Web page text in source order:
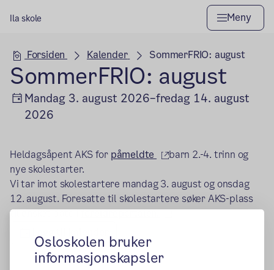
Osloskolen bruker
informasjonskapsler
Ila skole Meny
Hovedseksjon
Forsiden Kalender SommerFRIO: august
SommerFRIO: august
Mandag 3. august 2026–fredag 14. august
2026
Heldagsåpent AKS for påmeldte (ekstern lenke)
barn 2.-4. trinn og
nye skolestarter.
Vi tar imot skolestartere mandag 3. august og onsdag
12. august. Foresatte til skolestartere søker AKS-plass
til ønsket dato iforeldreportalen.
(ekstern lenke)